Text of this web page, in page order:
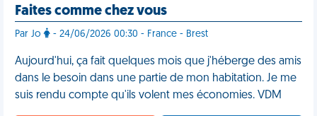
Faites comme chez vous
Par Jo - 24/06/2026 00:30 - France - Brest
Aujourd'hui, ça fait quelques mois que j'héberge des amis
dans le besoin dans une partie de mon habitation. Je me
suis rendu compte qu'ils volent mes économies. VDM